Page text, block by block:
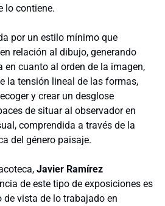
lo contiene.
por un estilo mínimo que
relación al dibujo, generando
en cuanto al orden de la imagen,
la tensión lineal de las formas,
y crear un desglose
de situar al observador en
comprendida a través de la
del género paisaje.
Javier Ramírez
de este tipo de exposiciones es
de vista de lo trabajado en